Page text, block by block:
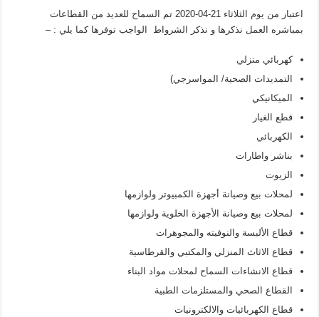
اعتبار من يوم الثلاثاء 21-04-2020 تم السماح للعديد من القطاعات
بمباشره العمل نذكرها و نذكر الشرواط الواجب توفرها كما يلي : –
كهربائي منزلي
التمديدات الصحية/ المواسرجي)
الميكانيكي
قطع الغيار
الكهربائي
بناشر واطارات
الزيوت
لمحلات بيع وصيانة أجهزة الكمبيوتر ولوازمها
لمحلات بيع وصيانة الأجهزة الخلوية ولوازمها
قطاع الألبسة والنوفيته والمجوهرات
قطاع الاثاث المنزلي والمكتبي والقرطاسية
قطاع الانشاءات السماح لمحلات مواد البناء
القطاع الصحي والمستلزمات الطبية
قطاع الكهربائيات والالكترونيات